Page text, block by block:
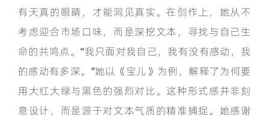
有天真的眼睛，才能洞见真实。在创作上，她从不
考虑迎合市场口味，而是深挖文本，寻找与自己生
命的共鸣点。“我只面对我自己，我有没有感动，我
的感动有多深。”她以《宝儿》为例，解释了为何要
用大红大绿与黑色的强烈对比。这种形式感并非刻
意设计，而是源于对文本气质的精准捕捉。她感谢